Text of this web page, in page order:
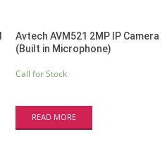
Avtech AVM521 2MP IP Camera
(Built in Microphone)
Call for Stock
READ MORE